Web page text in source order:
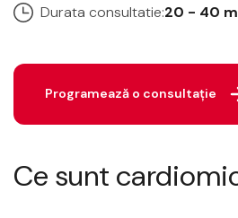
Durata consultatie:20 - 40
Programează o consultație
Ce sunt